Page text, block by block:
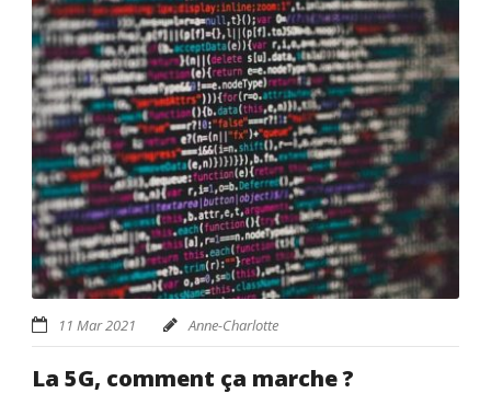
11 Mar 2021 Anne-Charlotte
La 5G, comment ça marche ?